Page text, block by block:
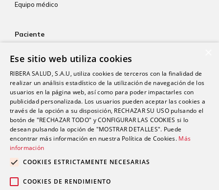
Equipo médico
Paciente
Aseguradoras
Resultados de laboratorio
Consentimiento informado
Paciente internacional
Actualidad
Contacto
Ese sitio web utiliza cookies
RIBERA SALUD, S.A.U, utiliza cookies de terceros con la finalidad de
realizar un análisis estadístico de la utilización de navegación de los
usuarios en la página web, así como para poder impactarles con
publicidad personalizada. Los usuarios pueden aceptar las cookies a
través de la opción a su disposición, RECHAZAR SU USO pulsando el
botón de "RECHAZAR TODO" y CONFIGURAR LAS COOKIES si lo
desean pulsando la opción de "MOSTRAR DETALLES". Puede
encontrar más información en nuestra Política de Cookies. Más
información
COOKIES ESTRICTAMENTE NECESARIAS
COOKIES DE RENDIMIENTO